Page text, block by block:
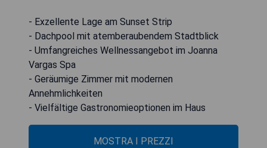
- Exzellente Lage am Sunset Strip
- Dachpool mit atemberaubendem Stadtblick
- Umfangreiches Wellnessangebot im Joanna
Vargas Spa
- Geräumige Zimmer mit modernen
Annehmlichkeiten
- Vielfältige Gastronomieoptionen im Haus
MOSTRA I PREZZI